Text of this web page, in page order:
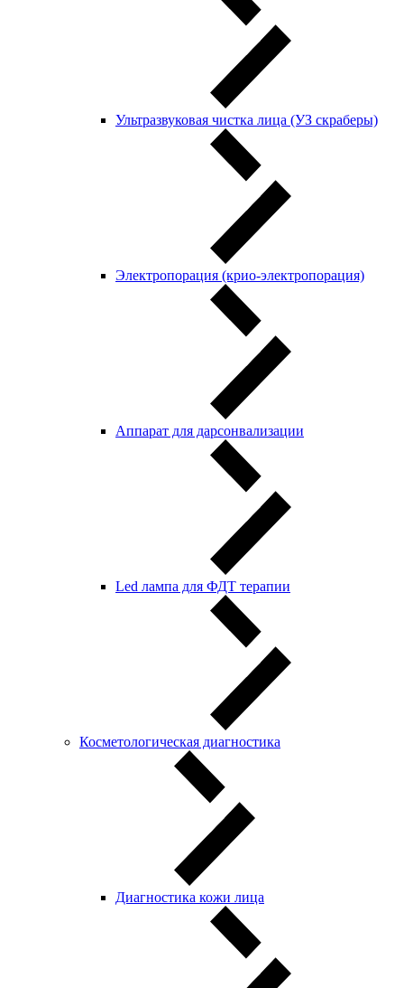
Ультразвуковая чистка лица (УЗ скраберы)
Электропорация (крио-электропорация)
Аппарат для дарсонвализации
Led лампа для ФДТ терапии
Косметологическая диагностика
Диагностика кожи лица